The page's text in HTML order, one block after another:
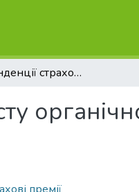
Сучасні тенденції страхового захисту органічної продукції аграрних виробників